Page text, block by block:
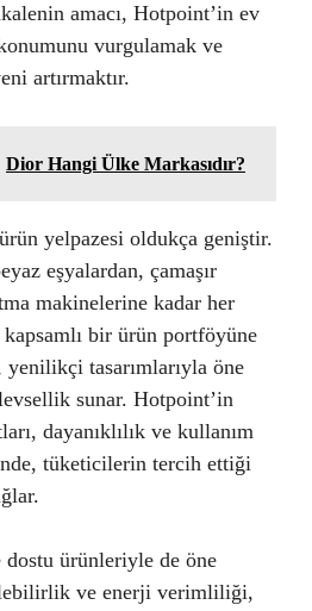
amacı, Hotpoint’in ev
vurgulamak ve
artırmaktır.
Dior Hangi Ülke Markasıdır?
yelpazesi oldukça geniştir.
eşyalardan, çamaşır
makinelerine kadar her
bir ürün portföyüne
tasarımlarıyla öne
sunar. Hotpoint’in
dayanıklılık ve kullanım
tüketicilerin tercih ettiği
dostu ürünleriyle de öne
ve enerji verimliliği,